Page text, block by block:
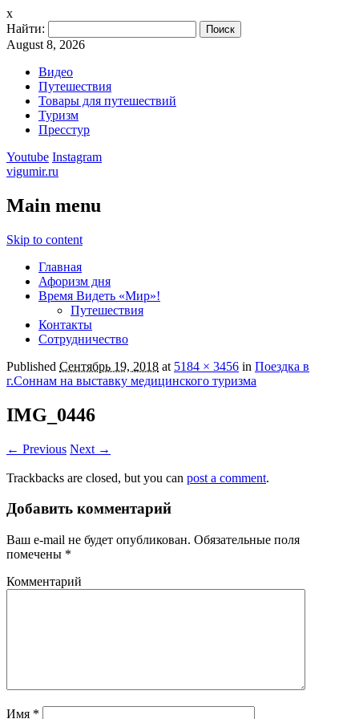
x
Найти:
August 8, 2026
Видео
Путешествия
Товары для путешествий
Туризм
Пресстур
Youtube Instagram
vigumir.ru
Main menu
Skip to content
Главная
Афоризм дня
Время Видеть «Мир»!
Путешествия
Контакты
Сотрудничество
Published Сентябрь 19, 2018 at 5184 × 3456 in Поездка в
г.Соннам на выставку медицинского туризма
IMG_0446
← Previous Next →
Trackbacks are closed, but you can post a comment.
Добавить комментарий
Ваш e-mail не будет опубликован. Обязательные поля
помечены *
Комментарий
Имя *